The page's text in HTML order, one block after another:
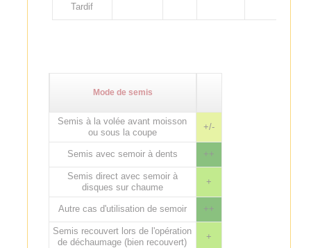
Tardif
Mode de semis
Semis à la volée avant moisson
ou sous la coupe
+/-
Semis avec semoir à dents ++
Semis direct avec semoir à
disques sur chaume
+
Autre cas d'utilisation de semoir ++
Semis recouvert lors de l'opération
de déchaumage (bien recouvert)
+